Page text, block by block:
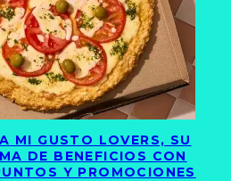
MI GUSTO LOVERS, SU
DE BENEFICIOS CON
Y PROMOCIONES